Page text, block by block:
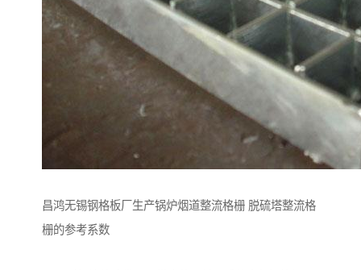
昌鸿无锡钢格板厂生产锅炉烟道整流格栅 脱硫塔整流格
栅的参考系数